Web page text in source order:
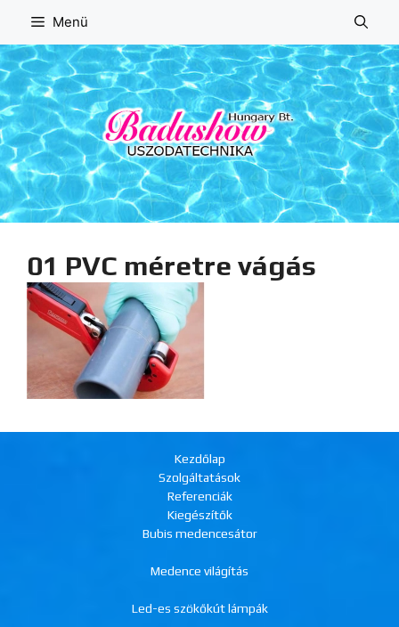
tartalomba
Menü
01 PVC méretre vágás
Kezdőlap
Szolgáltatások
Referenciák
Kiegészítők
Bubis medencesátor
Medence világítás
Led-es szökőkút lámpák